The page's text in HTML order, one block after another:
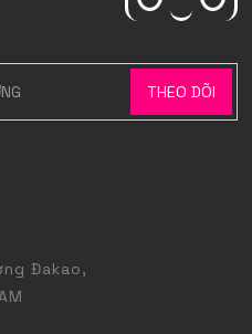
Đakao,